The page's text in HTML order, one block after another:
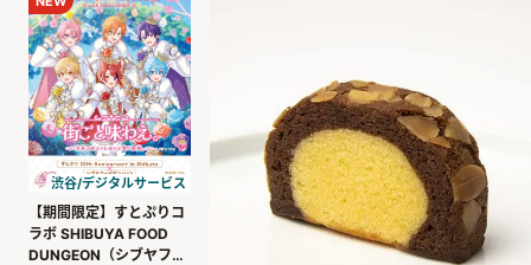
渋谷/デジタルサービス
【期間限定】すとぷりコ
ラボ SHIBUYA FOOD
DUNGEON（シブヤフー